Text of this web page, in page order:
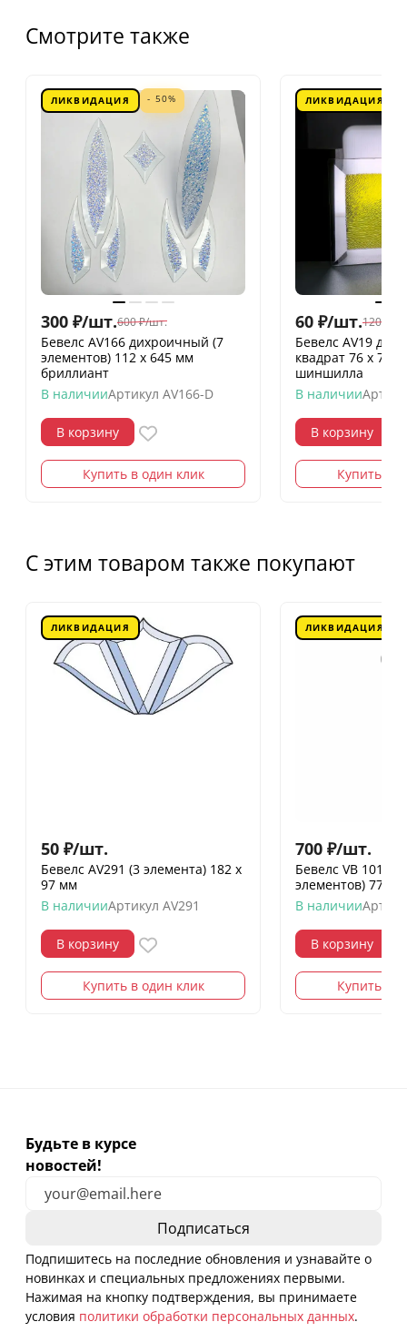
Смотрите также
ЛИКВИДАЦИЯ - 50%
300 ₽/шт.600 ₽/шт.
Бевелс AV166 дихроичный (7
элементов) 112 х 645 мм
бриллиант
В наличииАртикул AV166-D
В корзину
Купить в один клик
ЛИКВИДАЦИЯ
60 ₽/шт.120
Бевелс AV19
квадрат 76 х 76
шиншилла
В наличии
В корзину
Купить в
С этим товаром также покупают
ЛИКВИДАЦИЯ
50 ₽/шт.
Бевелс AV291 (3 элемента) 182 х
97 мм
В наличииАртикул AV291
В корзину
Купить в один клик
ЛИКВИДАЦИЯ
700 ₽/шт.
Бевелс VB 1014 /
элементов) 77 х
В наличии
В корзину
Купить в
Будьте в курсе
новостей!
Подпишитесь на последние обновления и узнавайте о
новинках и специальных предложениях первыми.
Нажимая на кнопку подтверждения, вы принимаете
условия политики обработки персональных данных.